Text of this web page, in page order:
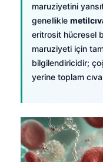
maruziyetini
genellikle
eritrosit hücresel
maruziyeti için
bilgilendiricidir;
yerine toplam